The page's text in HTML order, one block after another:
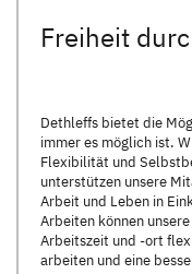
Freiheit
Dethleffs bietet die
immer es möglich ist.
Flexibilität und
unterstützen unsere
Arbeit und Leben in
Arbeiten können
Arbeitszeit und -ort
arbeiten und eine